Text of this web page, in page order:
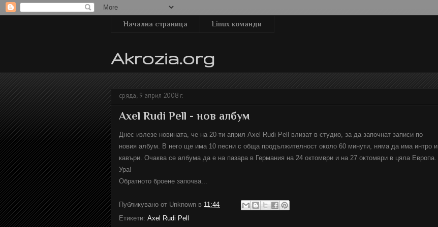
Начална страница Linux команди
Akrozia.org
сряда, 9 април 2008 г.
Axel Rudi Pell - нов албум
Днес излезе новината, че на 20-ти април Аxel Rudi Pell влизат в студио, за да започнат записи по
новия албум. В него ще има 10 песни с обща продължителност около 60 минути, няма да има интро и
кавъри. Очаква се албума да е на пазара в Германия на 24 октомври и на 27 октомври в цяла Европа.
Ура!
Обратното броене започва...
Публикувано от Unknown в 11:44
Етикети: Axel Rudi Pell